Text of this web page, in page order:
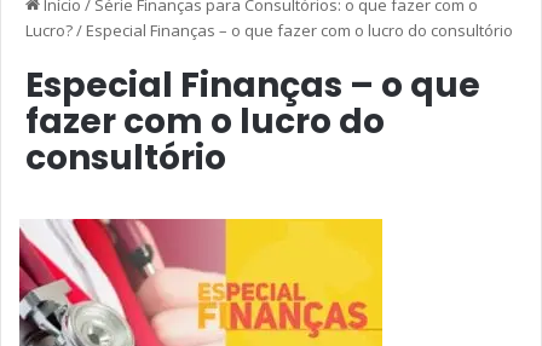
Início / Série Finanças para Consultórios: o que fazer com o
Lucro?/ Especial Finanças – o que fazer com o lucro do consultório
Especial Finanças – o que
fazer com o lucro do
consultório